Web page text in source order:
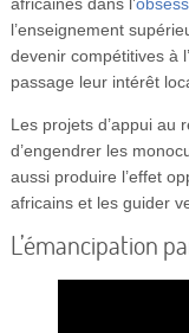
africaines dans l’
l’enseignement
devenir compétitives à
passage leur intérêt
Les projets d’appui au
d’engendrer les
aussi produire l’effet
africains et les guider
L’émancipation